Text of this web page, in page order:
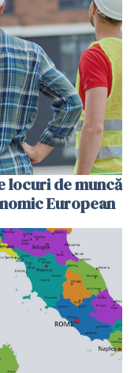
locuri de muncă
European